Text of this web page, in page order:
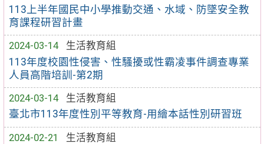
113上半年國民中小學推動交通、水域、防墜安全教
育課程研習計畫
2024-03-14
生活教育組
113年度校園性侵害、性騷擾或性霸凌事件調查專業
人員高階培訓-第2期
2024-03-14
生活教育組
臺北市113年度性別平等教育-用繪本話性別研習班
2024-02-21
生活教育組